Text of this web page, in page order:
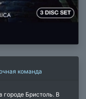
команда
городе Бристоль. В